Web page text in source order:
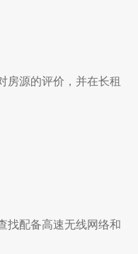
房源的评价，并在长租
找配备高速无线网络和